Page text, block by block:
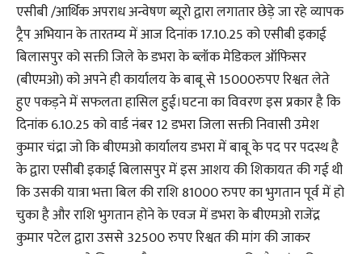
एसीबी /आर्थिक अपराध अन्वेषण ब्यूरो द्वारा लगातार छेड़े जा रहे व्यापक
ट्रैप अभियान के तारतम्य में आज दिनांक 17.10.25 को एसीबी इकाई
बिलासपुर को सक्ती जिले के डभरा के ब्लॉक मेडिकल ऑफिसर
(बीएमओ) को अपने ही कार्यालय के बाबू से 15000रुपए रिश्वत लेते
हुए पकड़ने में सफलता हासिल हुई।घटना का विवरण इस प्रकार है कि
दिनांक 6.10.25 को वार्ड नंबर 12 डभरा जिला सक्ती निवासी उमेश
कुमार चंद्रा जो कि बीएमओ कार्यालय डभरा में बाबू के पद पर पदस्थ है
के द्वारा एसीबी इकाई बिलासपुर में इस आशय की शिकायत की गई थी
कि उसकी यात्रा भत्ता बिल की राशि 81000 रुपए का भुगतान पूर्व में हो
चुका है और राशि भुगतान होने के एवज में डभरा के बीएमओ राजेंद्र
कुमार पटेल द्वारा उससे 32500 रुपए रिश्वत की मांग की जाकर